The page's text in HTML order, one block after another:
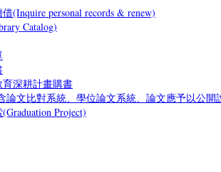
(Inquire personal records & renew)
Catalog)
深耕計畫購書
論文比對系統、學位論文系統、論文應予以公開
Project)